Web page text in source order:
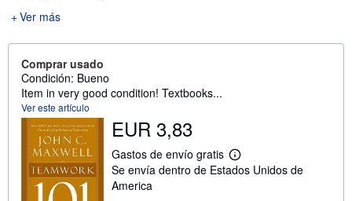
Ver más
Comprar usado
Condición: Bueno
Item in very good condition! Textbooks...
Ver este artículo
EUR 3,83
Gastos de envío gratis
M
á
Se envía dentro de Estados Unidos de
America